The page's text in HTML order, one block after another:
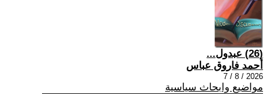
(26) عبدول...
أحمد فاروق عباس
2026 / 8 / 7
مواضيع وابحاث سياسية